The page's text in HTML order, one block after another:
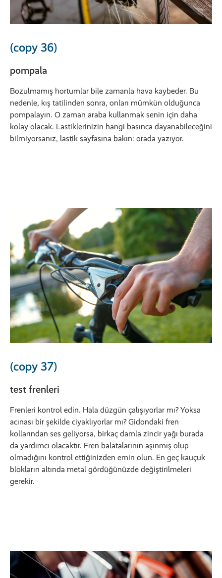
(copy 36)
pompala
Bozulmamış hortumlar bile zamanla hava kaybeder. Bu
nedenle, kış tatilinden sonra, onları mümkün olduğunca
pompalayın. O zaman araba kullanmak senin için daha
kolay olacak. Lastiklerinizin hangi basınca dayanabileceğini
bilmiyorsanız, lastik sayfasına bakın: orada yazıyor.
(copy 37)
test frenleri
Frenleri kontrol edin. Hala düzgün çalışıyorlar mı? Yoksa
acınası bir şekilde ciyaklıyorlar mı? Gidondaki fren
kollarından ses geliyorsa, birkaç damla zincir yağı burada
da yardımcı olacaktır. Fren balatalarının aşınmış olup
olmadığını kontrol ettiğinizden emin olun. En geç kauçuk
blokların altında metal gördüğünüzde değiştirilmeleri
gerekir.